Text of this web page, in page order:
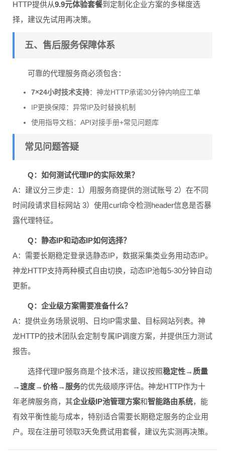
HTTP提供从9.9元体验套餐到定制化企业方案的多梯度选
择，建议先试用再决策。
五、售后服务保障体系
可靠的代理服务商必须包含：
7×24小时技术支持：神龙HTTP承诺30分钟内响应工单
IP更换保障：异常IP及时替换机制
使用指导文档：API对接手册+常见问题库
常见问题答疑
Q：如何测试代理IP的实际效果？
A：建议分三步走：1）用服务商提供的测试账号 2）在不同
时间段请求目标网站 3）使用curl命令检测header信息是否暴
露代理特征。
Q：静态IP和动态IP如何选择？
A：需要长期稳定登录选静态IP，数据采集类业务用动态IP。
神龙HTTP支持两种模式自由切换，动态IP池每5-30分钟自动
更新。
Q：企业级方案需要准备什么？
A：提供业务场景说明、日均IP需求量、目标网站列表。神
龙HTTP的技术团队会定制专属IP调度方案，并提供压力测试
报告。
选择代理IP服务商是个技术活，建议按照稳定性→质量
→速度→价格→服务的优先级顺序评估。神龙HTTP作为十
年老牌服务商，其企业级IP池管理方案和智能路由系统，能
有效平衡性能与成本，特别适合需要长期稳定服务的企业用
户。现在注册可领取3天免费试用套餐，建议先实测再决策。